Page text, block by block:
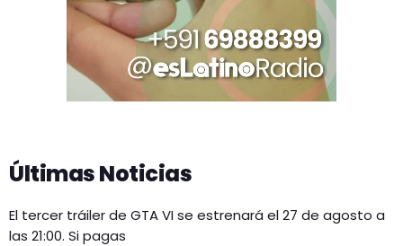
Últimas Noticias
El tercer tráiler de GTA VI se estrenará el 27 de agosto a
las 21:00. Si pagas